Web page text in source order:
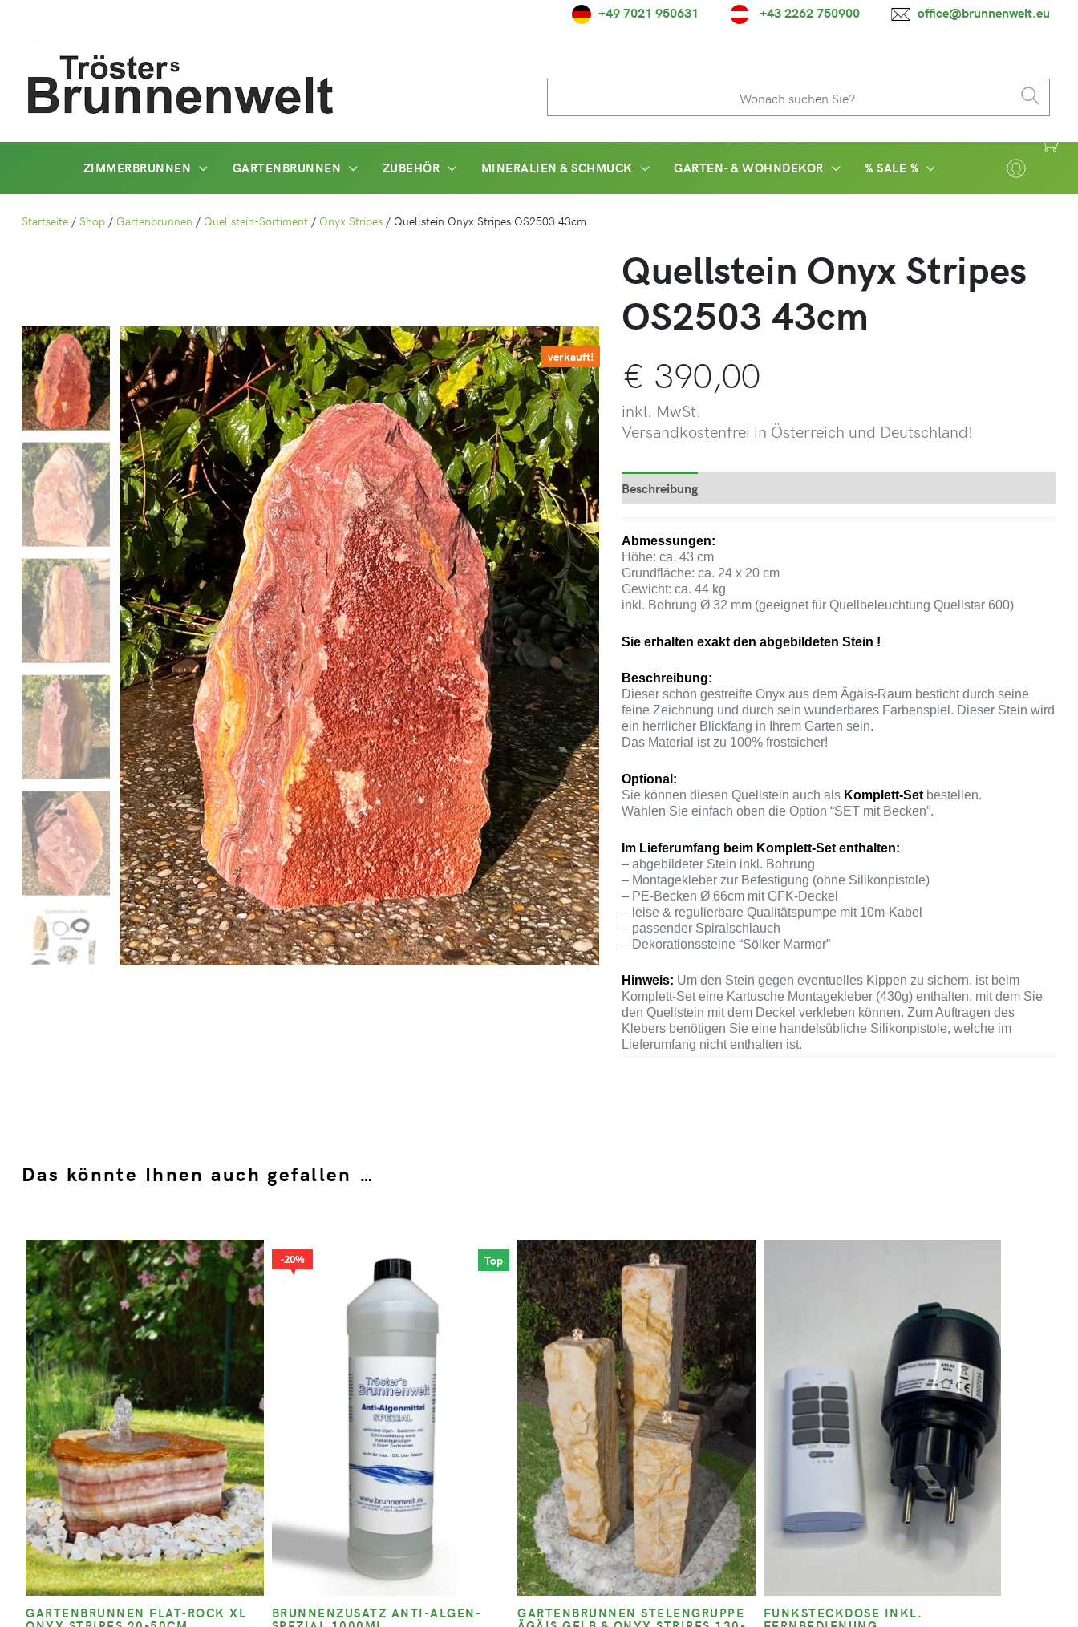
+49 7021 950631 +43 2262 750900 office@brunnenwelt.eu
ZIMMERBRUNNEN GARTENBRUNNEN ZUBEHÖR MINERALIEN & SCHMUCK GARTEN- & WOHNDEKOR % SALE %
Startseite / Shop / Gartenbrunnen / Quellstein-Sortiment / Onyx Stripes / Quellstein Onyx Stripes OS2503 43cm
verkauft!
Quellstein Onyx Stripes
OS2503 43cm
€ 390,00
inkl. MwSt.
Versandkostenfrei in Österreich und Deutschland!
Beschreibung
Abmessungen:
Höhe: ca. 43 cm
Grundfläche: ca. 24 x 20 cm
Gewicht: ca. 44 kg
inkl. Bohrung Ø 32 mm (geeignet für Quellbeleuchtung Quellstar 600)
Sie erhalten exakt den abgebildeten Stein !
Beschreibung:
Dieser schön gestreifte Onyx aus dem Ägäis-Raum besticht durch seine
feine Zeichnung und durch sein wunderbares Farbenspiel. Dieser Stein wird
ein herrlicher Blickfang in Ihrem Garten sein.
Das Material ist zu 100% frostsicher!
Optional:
Sie können diesen Quellstein auch als Komplett-Set bestellen.
Wählen Sie einfach oben die Option “SET mit Becken”.
Im Lieferumfang beim Komplett-Set enthalten:
– abgebildeter Stein inkl. Bohrung
– Montagekleber zur Befestigung (ohne Silikonpistole)
– PE-Becken Ø 66cm mit GFK-Deckel
– leise & regulierbare Qualitätspumpe mit 10m-Kabel
– passender Spiralschlauch
– Dekorationssteine “Sölker Marmor”
Hinweis: Um den Stein gegen eventuelles Kippen zu sichern, ist beim
Komplett-Set eine Kartusche Montagekleber (430g) enthalten, mit dem Sie
den Quellstein mit dem Deckel verkleben können. Zum Auftragen des
Klebers benötigen Sie eine handelsübliche Silikonpistole, welche im
Lieferumfang nicht enthalten ist.
Das könnte Ihnen auch gefallen …
GARTENBRUNNEN FLAT-ROCK XL
Top
20%
BRUNNENZUSATZ ANTI-ALGEN-
GARTENBRUNNEN STELENGRUPPE
FUNKSTECKDOSE INKL.